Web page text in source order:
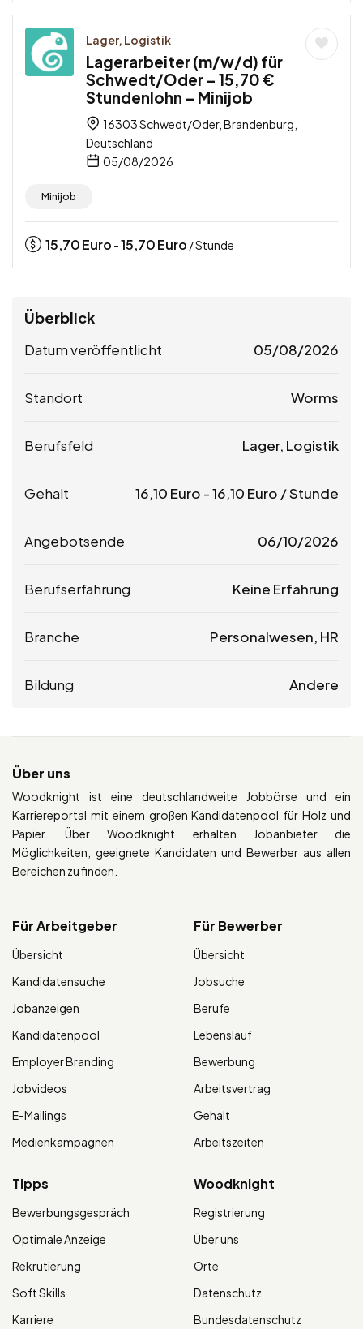
Lager, Logistik
Lagerarbeiter (m/w/d) für
Schwedt/Oder – 15,70 €
Stundenlohn – Minijob
16303 Schwedt/Oder, Brandenburg,
Deutschland
05/08/2026
Minijob
15,70Euro -15,70Euro / Stunde
Überblick
Datum veröffentlicht 05/08/2026
Standort Worms
Berufsfeld Lager, Logistik
Gehalt 16,10 Euro -16,10 Euro / Stunde
Angebotsende 06/10/2026
Berufserfahrung Keine Erfahrung
Branche Personalwesen, HR
Bildung Andere
Über uns
Woodknight ist eine deutschlandweite Jobbörse und ein
Karriereportal mit einem großen Kandidatenpool für Holz und
Papier. Über Woodknight erhalten Jobanbieter die
Möglichkeiten, geeignete Kandidaten und Bewerber aus allen
Bereichen zu finden.
Für Arbeitgeber
Übersicht
Kandidatensuche
Jobanzeigen
Kandidatenpool
Employer Branding
Jobvideos
E-Mailings
Medienkampagnen
Für Bewerber
Übersicht
Jobsuche
Berufe
Lebenslauf
Bewerbung
Arbeitsvertrag
Gehalt
Arbeitszeiten
Tipps
Bewerbungsgespräch
Optimale Anzeige
Rekrutierung
Soft Skills
Karriere
Woodknight
Registrierung
Über uns
Orte
Datenschutz
Bundesdatenschutz